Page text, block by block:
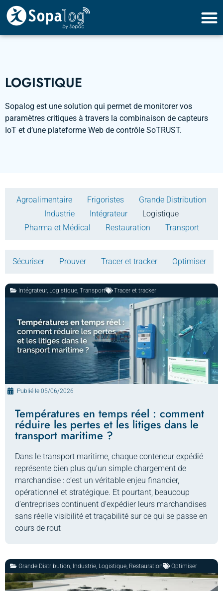
LOGISTIQUE
Sopalog est une solution qui permet de monitorer vos
paramètres critiques à travers la combinaison de capteurs
IoT et d’une plateforme Web de contrôle SoTRUST.
Agroalimentaire Frigoristes
Grande Distribution
Industrie
Intégrateur
Logistique
Pharma et Médical
Restauration Transport
Sécuriser Prouver Tracer et tracker Optimiser
Intégrateur, Logistique, Transport Tracer et tracker
Publié le 05/06/2026
Températures en temps réel : comment
réduire les pertes et les litiges dans le
transport maritime ?
Dans le transport maritime, chaque conteneur expédié
représente bien plus qu’un simple chargement de
marchandise : c’est un véritable enjeu financier,
opérationnel et stratégique. Et pourtant, beaucoup
d’entreprises continuent d’expédier leurs marchandises
sans réelle visibilité et traçabilité sur ce qui se passe en
cours de rout
Grande Distribution, Industrie, Logistique, Restauration Optimiser